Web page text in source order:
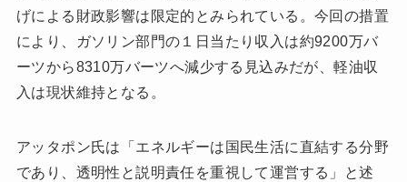
げによる財政影響は限定的とみられている。今回の措置
により、ガソリン部門の１日当たり収入は約9200万バ
ーツから8310万バーツへ減少する見込みだが、軽油収
入は現状維持となる。
アッタポン氏は「エネルギーは国民生活に直結する分野
であり、透明性と説明責任を重視して運営する」と述